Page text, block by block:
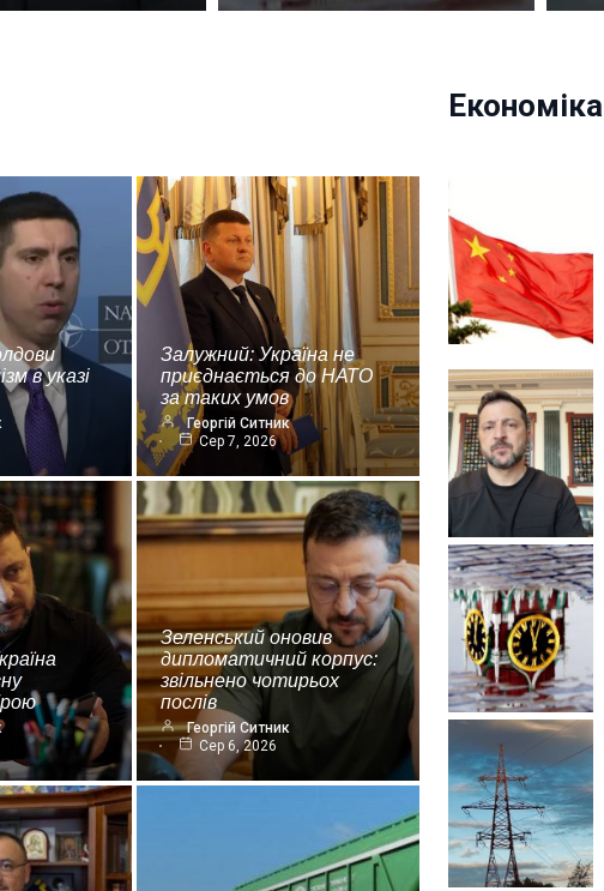
Економіка
в указі
Залужний: Україна не
приєднається до НАТО
за таких умов
Георгій Ситник
Сер 7, 2026
Зеленський оновив
дипломатичний корпус:
звільнено чотирьох
послів
Георгій Ситник
Сер 6, 2026